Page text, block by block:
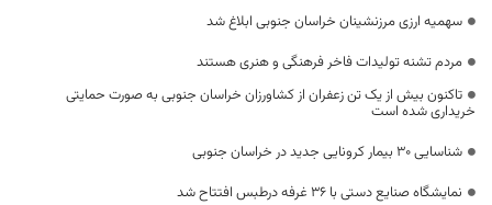
سهمیه ارزی مرزنشینان خراسان جنوبی ابلاغ شد
مردم تشنه تولیدات فاخر فرهنگی و هنری هستند
تاکنون بیش از یک تن زعفران از کشاورزان خراسان جنوبی به صورت حمایتی
خریداری شده است
شناسایی ۳۰ بیمار کرونایی جدید در خراسان جنوبی
نمایشگاه صنایع دستی با 36 غرفه درطبس افتتاح شد